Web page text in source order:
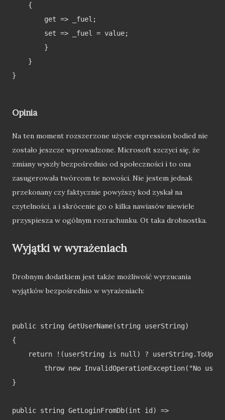
    {
        get => _fuel;
        set => _fuel = value;
        }
    }
}
Opinia
Na ten moment rozszerzone użycie expression bodied nie
zostało jeszcze wprowadzone. Microsoft szczyci się, że
zmiany wyszły bezpośrednio od społeczności i to ona
zasugerowała twórcom te nowości. Nie jestem jednak
przekonany czy faktycznie powyższy kod zyskał na
czytelności, a i skrócenie go o kilka nawiasów niewiele
przyspiesza w ogólnym rozrachunku. Ot taka drobnostka.
Wyjątki w wyrażeniach
Drobnym dodatkiem jest także możliwość wyrzucania
wyjątków bezpośrednio w wyrażeniach:
public string GetUserName(string userString)
{
return !(userString is null) ?
throw new InvalidOperationException("No user
}
public string GetLoginFromDb(int id) =>